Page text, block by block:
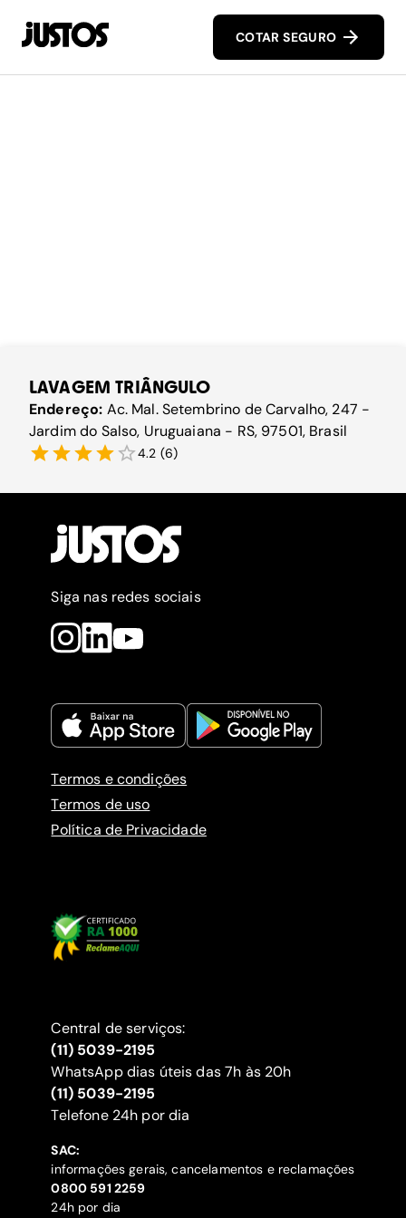
COTAR SEGURO
LAVAGEM TRIÂNGULO
Endereço: Ac. Mal. Setembrino de Carvalho, 247 -
Jardim do Salso, Uruguaiana - RS, 97501, Brasil
4.2 (6)
Siga nas redes sociais
Termos e condições
Termos de uso
Política de Privacidade
Central de serviços:
(11) 5039-2195
WhatsApp dias úteis das 7h às 20h
(11) 5039-2195
‍Telefone 24h por dia
SAC:
informações gerais, cancelamentos e reclamações
‍0800 591 2259
24h por dia